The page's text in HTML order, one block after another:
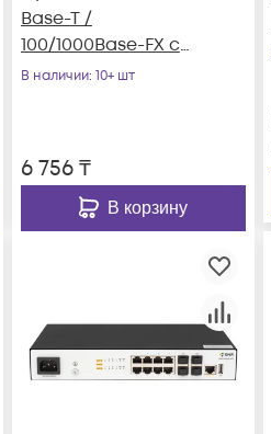
Base-T /
100/1000Base-FX с
SFP-портом
В наличии: 10+ шт
6 756₸
В корзину